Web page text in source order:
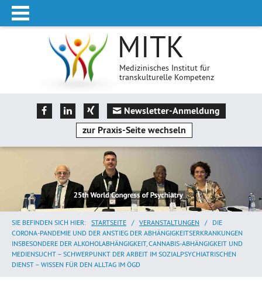
MITK
Medizinisches Institut für
transkulturelle Kompetenz
Newsletter-Anmeldung
zur Praxis-Seite wechseln
SIE BEFINDEN SICH HIER: STARTSEITE / VERANSTALTUNGEN / DIE
CORONA-PANDEMIE UND DER ANSTIEG DER ABHÄNGIGKEITSERKRANKUNGEN
INSBESONDERE DER ALKOHOLABHÄNGIGKEIT, CANNABIS-ABHÄNGIGKEIT UND
MEDIENSUCHT – SCHWERPUNKT DER ARBEIT IM SOZIALPSYCHIATRISCHEN
DIENST – WISSEN FÜR DEN ALLTAG IM ÖGD